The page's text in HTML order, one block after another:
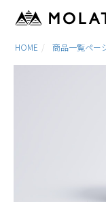
HOME 商品一覧ペー